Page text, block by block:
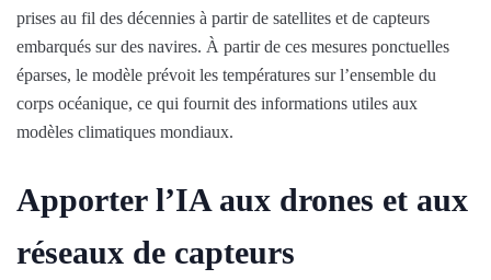
prises au fil des décennies à partir de satellites et de capteurs
embarqués sur des navires. À partir de ces mesures ponctuelles
éparses, le modèle prévoit les températures sur l’ensemble du
corps océanique, ce qui fournit des informations utiles aux
modèles climatiques mondiaux.
Apporter l’IA aux drones et aux
réseaux de capteurs